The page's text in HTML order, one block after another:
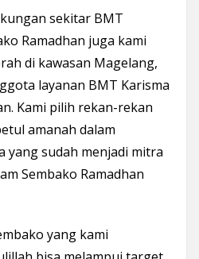
sekitar BMT
Ramadhan juga kami
di kawasan Magelang,
layanan BMT Karisma
Kami pilih rekan-rekan
amanah dalam
yang sudah menjadi mitra
Sembako Ramadhan
yang kami